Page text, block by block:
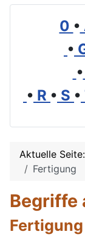
0 •
•
•
• R • S •
Aktuelle Seite:
Fertigung
Begriffe
Fertigung